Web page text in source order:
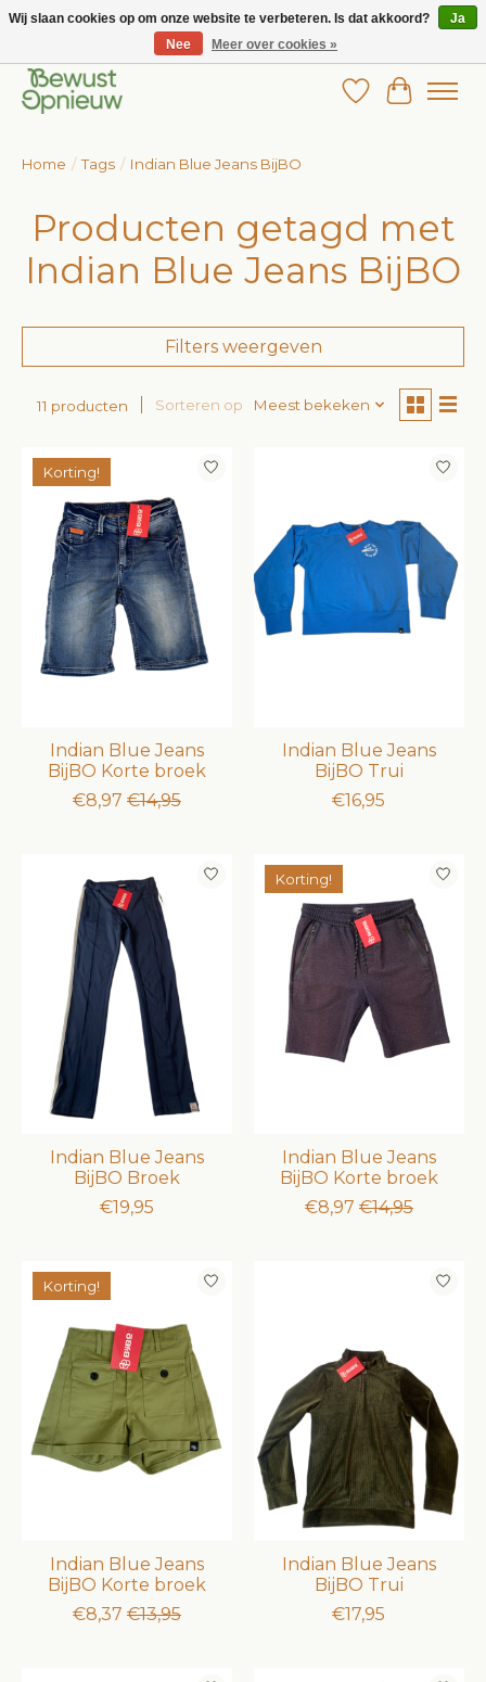
Wij bieden het grootste aanbod in betaalbare kinderkleding!
Verlanglijst
Home / Tags / Indian Blue Jeans BijBO
Producten getagd met
Indian Blue Jeans BijBO
Filters weergeven
11 producten Sorteren op Meest bekeken
Korting!
Indian Blue Jeans
BijBO Korte broek
€8,97 €14,95
Indian Blue Jeans
BijBO Trui
€16,95
Indian Blue Jeans
BijBO Broek
€19,95
Korting!
Indian Blue Jeans
BijBO Korte broek
€8,97 €14,95
Korting!
Indian Blue Jeans
BijBO Korte broek
€8,37 €13,95
Indian Blue Jeans
BijBO Trui
€17,95
Wij slaan cookies op om onze website te verbeteren. Is dat akkoord?
Ja
Nee
Meer over cookies »